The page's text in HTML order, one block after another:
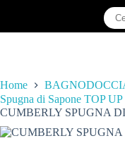
Home
Spugna di Sapone TOP UP
CUMBERLY SPUGNA